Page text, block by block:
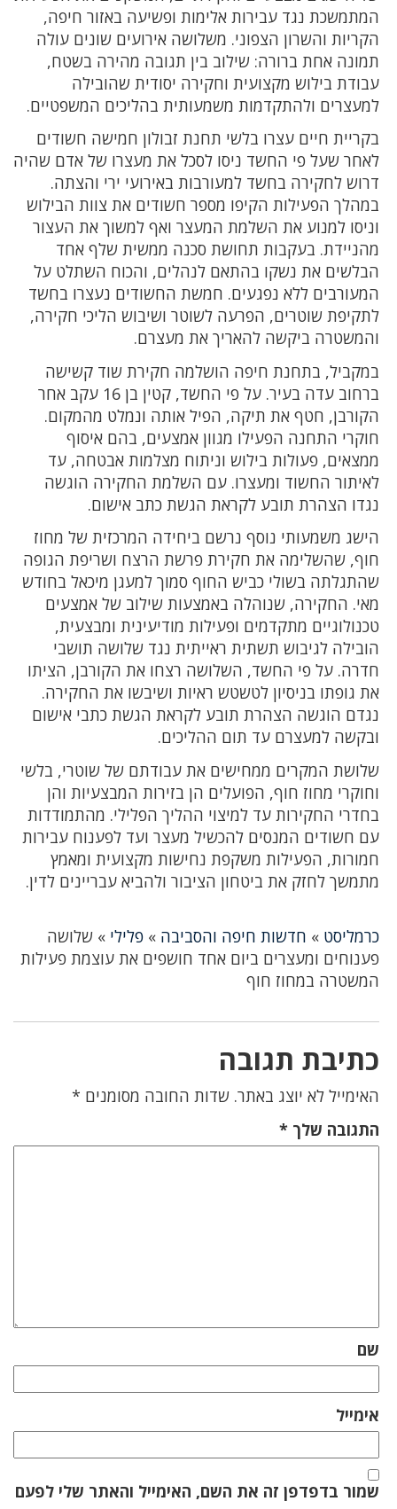
המתמשכת נגד עבירות אלימות ופשיעה באזור חיפה,
הקריות והשרון הצפוני. משלושה אירועים שונים עולה
תמונה אחת ברורה: שילוב בין תגובה מהירה בשטח,
עבודת בילוש מקצועית וחקירה יסודית שהובילה
למעצרים ולהתקדמות משמעותית בהליכים המשפטיים.
בקריית חיים עצרו בלשי תחנת זבולון חמישה חשודים
לאחר שעל פי החשד ניסו לסכל את מעצרו של אדם שהיה
דרוש לחקירה בחשד למעורבות באירועי ירי והצתה.
במהלך הפעילות הקיפו מספר חשודים את צוות הבילוש
וניסו למנוע את השלמת המעצר ואף למשוך את העצור
מהניידת. בעקבות תחושת סכנה ממשית שלף אחד
הבלשים את נשקו בהתאם לנהלים, והכוח השתלט על
המעורבים ללא נפגעים. חמשת החשודים נעצרו בחשד
לתקיפת שוטרים, הפרעה לשוטר ושיבוש הליכי חקירה,
והמשטרה ביקשה להאריך את מעצרם.
במקביל, בתחנת חיפה הושלמה חקירת שוד קשישה
ברחוב עדה בעיר. על פי החשד, קטין בן 16 עקב אחר
הקורבן, חטף את תיקה, הפיל אותה ונמלט מהמקום.
חוקרי התחנה הפעילו מגוון אמצעים, בהם איסוף
ממצאים, פעולות בילוש וניתוח מצלמות אבטחה, עד
לאיתור החשוד ומעצרו. עם השלמת החקירה הוגשה
נגדו הצהרת תובע לקראת הגשת כתב אישום.
הישג משמעותי נוסף נרשם ביחידה המרכזית של מחוז
חוף, שהשלימה את חקירת פרשת הרצח ושריפת הגופה
שהתגלתה בשולי כביש החוף סמוך למעגן מיכאל בחודש
מאי. החקירה, שנוהלה באמצעות שילוב של אמצעים
טכנולוגיים מתקדמים ופעילות מודיעינית ומבצעית,
הובילה לגיבוש תשתית ראייתית נגד שלושה תושבי
חדרה. על פי החשד, השלושה רצחו את הקורבן, הציתו
את גופתו בניסיון לטשטש ראיות ושיבשו את החקירה.
נגדם הוגשה הצהרת תובע לקראת הגשת כתבי אישום
ובקשה למעצרם עד תום ההליכים.
שלושת המקרים ממחישים את עבודתם של שוטרי, בלשי
וחוקרי מחוז חוף, הפועלים הן בזירות המבצעיות והן
בחדרי החקירות עד למיצוי ההליך הפלילי. מהתמודדות
עם חשודים המנסים להכשיל מעצר ועד לפענוח עבירות
חמורות, הפעילות משקפת נחישות מקצועית ומאמץ
מתמשך לחזק את ביטחון הציבור ולהביא עבריינים לדין.
כרמליסט » חדשות חיפה והסביבה » פלילי » שלושה
פענוחים ומעצרים ביום אחד חושפים את עוצמת פעילות
המשטרה במחוז חוף
כתיבת תגובה
האימייל לא יוצג באתר. שדות החובה מסומנים *
התגובה שלך *
שם
אימייל
שמור בדפדפן זה את השם, האימייל והאתר שלי לפעם